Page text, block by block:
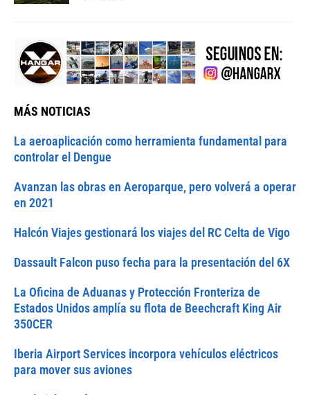
MÁS NOTICIAS
La aeroaplicación como herramienta fundamental para
controlar el Dengue
Avanzan las obras en Aeroparque, pero volverá a operar
en 2021
Halcón Viajes gestionará los viajes del RC Celta de Vigo
Dassault Falcon puso fecha para la presentación del 6X
La Oficina de Aduanas y Protección Fronteriza de
Estados Unidos amplía su flota de Beechcraft King Air
350CER
Iberia Airport Services incorpora vehículos eléctricos
para mover sus aviones